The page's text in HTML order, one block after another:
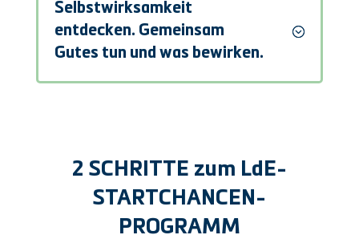
Selbstwirksamkeit
entdecken. Gemeinsam
Gutes tun und was bewirken.
2 SCHRITTE zum LdE-
STARTCHANCEN-
PROGRAMM